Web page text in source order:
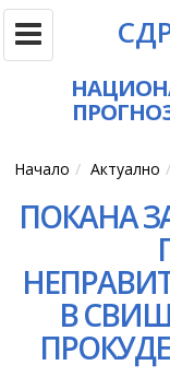
Начало Актуално
ПОКАНА
В